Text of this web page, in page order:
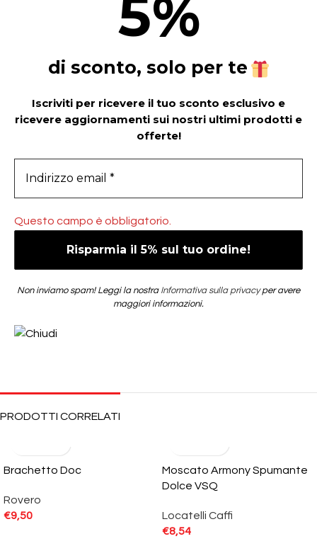
5%
di sconto, solo per te
Iscriviti per ricevere il tuo sconto esclusivo e
ricevere aggiornamenti sui nostri ultimi prodotti e
offerte!
Questo campo è obbligatorio.
Non inviamo spam! Leggi la nostra Informativa sulla privacyper avere
maggiori informazioni.
PRODOTTI CORRELATI
Brachetto Doc
Rovero
€9,50
Moscato Armony Spumante
Dolce VSQ
Locatelli Caffi
€8,54